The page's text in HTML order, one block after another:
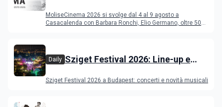
MoliseCinema 2026 si svolge dal 4 al 9 agosto a
Casacalenda con Barbara Ronchi, Elio Germano, oltre 50
Daily Sziget Festival 2026: Line-up e
Sziget Festival 2026 a Budapest: concerti e novità musicali